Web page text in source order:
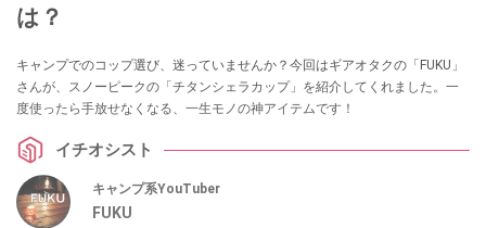
は？
キャンプでのコップ選び、迷っていませんか？今回はギアオタクの「FUKU」
さんが、スノーピークの「チタンシェラカップ」を紹介してくれました。一
度使ったら手放せなくなる、一生モノの神アイテムです！
イチオシスト
キャンプ系YouTuber
FUKU